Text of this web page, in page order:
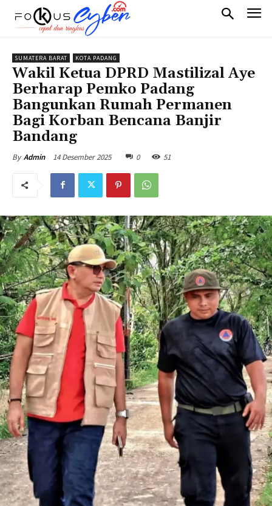
SUMATERA BARAT KOTA PADANG
Wakil Ketua DPRD Mastilizal Aye
Berharap Pemko Padang
Bangunkan Rumah Permanen
Bagi Korban Bencana Banjir
Bandang
By Admin 14 Desember 2025 0 51